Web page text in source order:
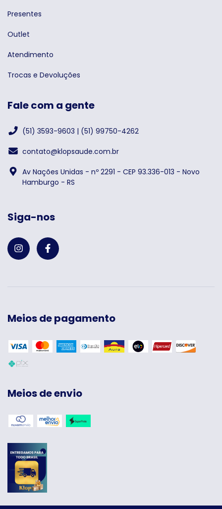
Presentes
Outlet
Atendimento
Trocas e Devoluções
Fale com a gente
(51) 3593-9603 | (51) 99750-4262
contato@klopsaude.com.br
Av Nações Unidas - nº 2291 - CEP 93.336-013 - Novo
Hamburgo - RS
Siga-nos
Meios de pagamento
Meios de envio